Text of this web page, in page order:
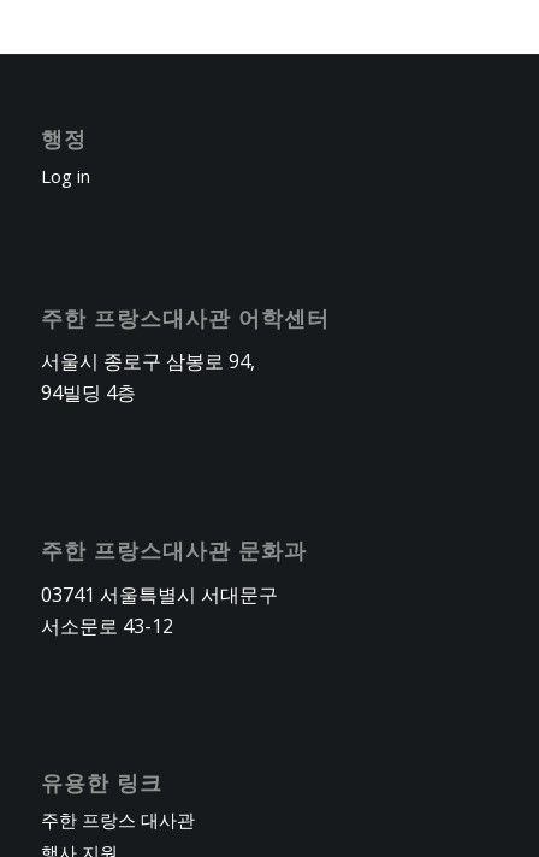
행정
Log in
주한 프랑스대사관 어학센터
서울시 종로구 삼봉로 94,
94빌딩 4층
주한 프랑스대사관 문화과
03741 서울특별시 서대문구
서소문로 43-12
유용한 링크
주한 프랑스 대사관